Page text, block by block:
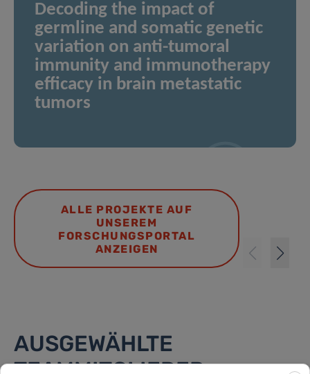
Decoding the impact of
germline and somatic genetic
variation on anti-tumoral
immunity and immunotherapy
efficacy in brain metastatic
tumors
ALLE PROJEKTE AUF
UNSEREM
FORSCHUNGSPORTAL
ANZEIGEN
AUSGEWÄHLTE